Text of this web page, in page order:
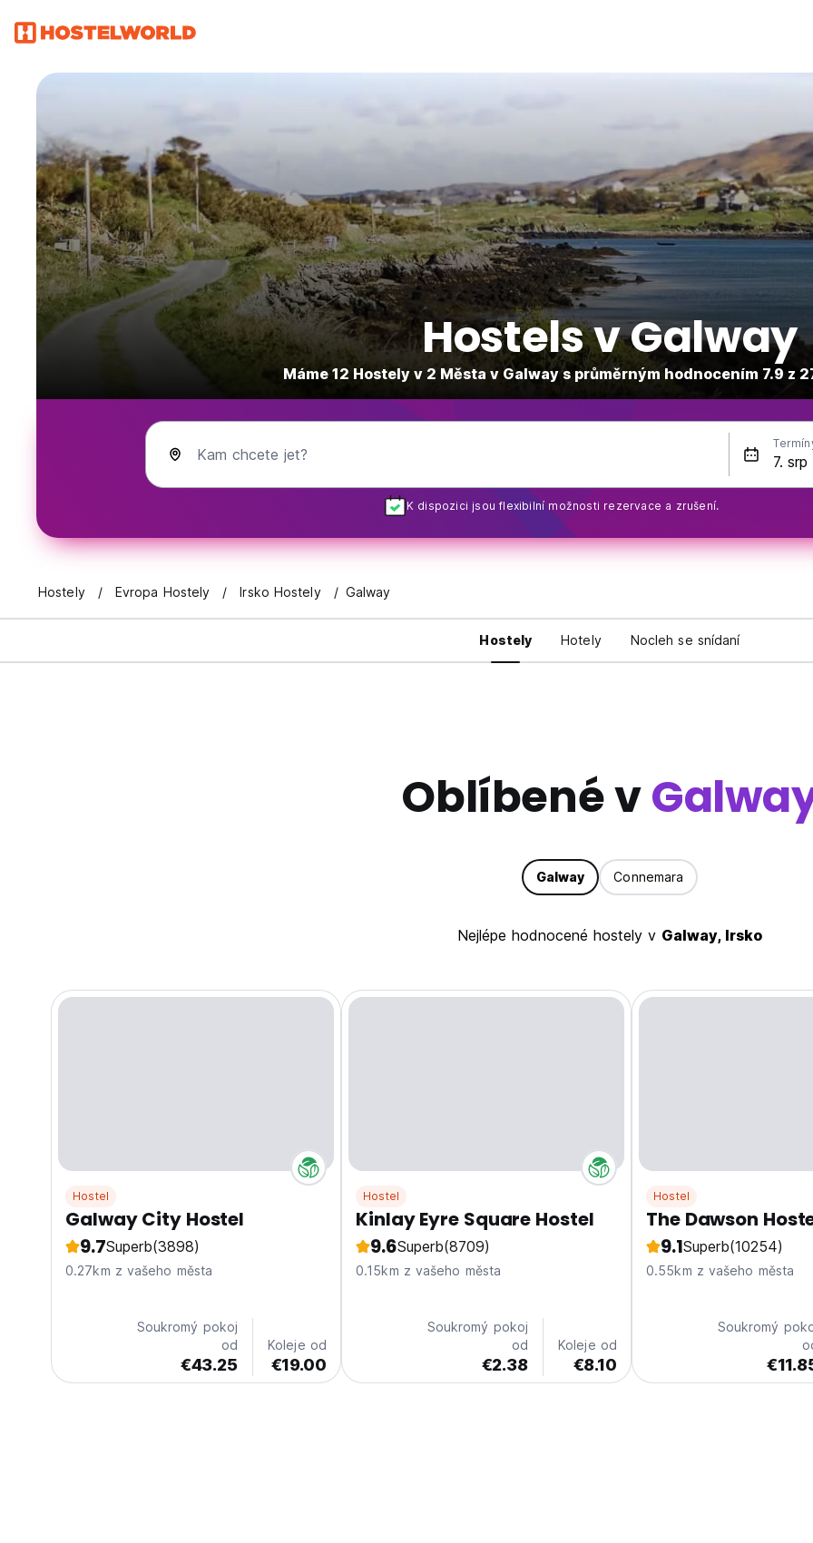
Hostels v Galway
Máme 12 Hostely v 2 Města v Galway s průměrným hodnocením 7.9 z
Kam chcete jet?
K dispozici jsou flexibilní možnosti rezervace a zrušení.
Hostely Evropa Hostely Irsko Hostely Galway
Hostely Hotely Nocleh se snídaní
Oblíbené v
Galway Connemara
Nejlépe hodnocené hostely v Galway, Irsko
Hostel
Galway City Hostel
9.7Superb(3898)
0.27km z vašeho města
Soukromý pokoj
od
€43.25
Koleje od
€19.00
Hostel
Kinlay Eyre Square Hostel
9.6Superb(8709)
0.15km z vašeho města
Soukromý pokoj
od
€2.38
Koleje od
€8.10
Hostel
The Dawson
9.1Superb(10254)
0.55km z vašeho města
Soukromý